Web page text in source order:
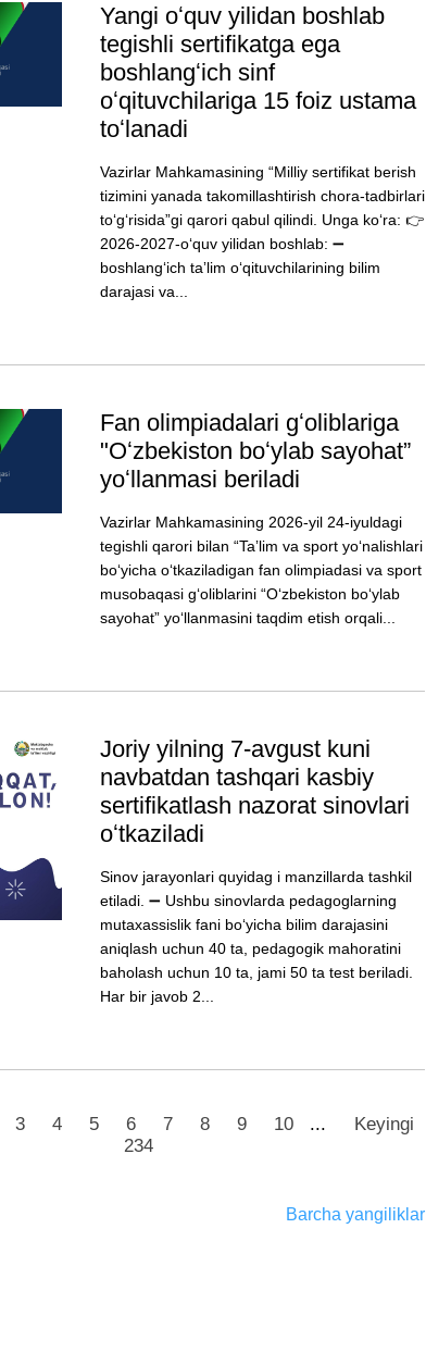
Yangi oʻquv yilidan boshlab
tegishli sertifikatga ega
boshlangʻich sinf
oʻqituvchilariga 15 foiz ustama
toʻlanadi
Vazirlar Mahkamasining “Milliy sertifikat berish
tizimini yanada takomillashtirish chora-tadbirlari
toʻgʻrisida”gi qarori qabul qilindi. Unga koʻra: 👉
2026-2027-oʻquv yilidan boshlab: ➖
boshlangʻich taʼlim oʻqituvchilarining bilim
darajasi va...
Fan olimpiadalari gʻoliblariga
"Oʻzbekiston boʻylab sayohat”
yoʻllanmasi beriladi
Vazirlar Mahkamasining 2026-yil 24-iyuldagi
tegishli qarori bilan “Taʼlim va sport yoʻnalishlari
boʻyicha oʻtkaziladigan fan olimpiadasi va sport
musobaqasi gʻoliblarini “Oʻzbekiston boʻylab
sayohat” yoʻllanmasini taqdim etish orqali...
Joriy yilning 7-avgust kuni
navbatdan tashqari kasbiy
sertifikatlash nazorat sinovlari
oʻtkaziladi
Sinov jarayonlari quyidag i manzillarda tashkil
etiladi. ➖ Ushbu sinovlarda pedagoglarning
mutaxassislik fani boʻyicha bilim darajasini
aniqlash uchun 40 ta, pedagogik mahoratini
baholash uchun 10 ta, jami 50 ta test beriladi.
Har bir javob 2...
3 4 5 6 7 8 9 10
...
234
Keyingi
Barcha yangiliklar